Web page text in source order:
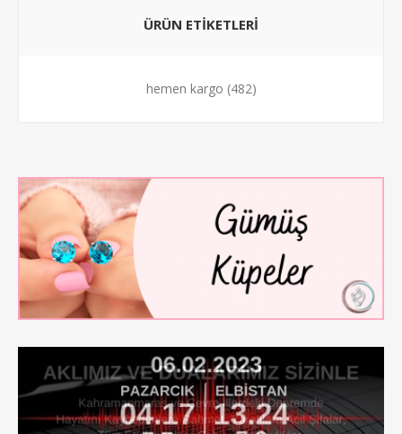
ÜRÜN ETİKETLERİ
hemen kargo (482)